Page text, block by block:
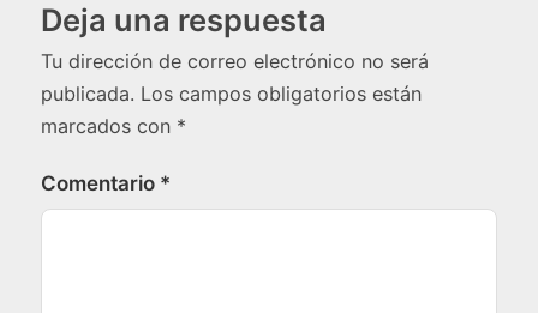
Deja una respuesta
Tu dirección de correo electrónico no será
publicada. Los campos obligatorios están
marcados con *
Comentario *